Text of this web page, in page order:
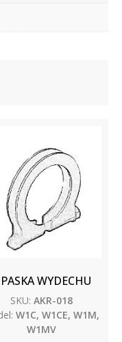
WYDECHU
SKU: AKR-018
W1C, W1CE, W1M,
W1MV